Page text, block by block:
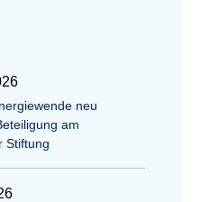
neu
am
Stiftung